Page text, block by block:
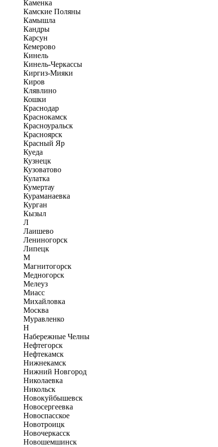
Каменка
Камские Поляны
Камышла
Кандры
Карсун
Кемерово
Кинель
Кинель-Черкассы
Киргиз-Мияки
Киров
Клявлино
Кошки
Краснодар
Краснокамск
Красноуральск
Красноярск
Красный Яр
Куеда
Кузнецк
Кузоватово
Кулатка
Кумертау
Кураманаевка
Курган
Кызыл
Л
Лаишево
Лениногорск
Липецк
М
Магнитогорск
Медногорск
Мелеуз
Миасс
Михайловка
Москва
Муравленко
Н
Набережные Челны
Нефтегорск
Нефтекамск
Нижнекамск
Нижний Новгород
Николаевка
Никольск
Новокуйбышевск
Новосергеевка
Новоспасское
Новотроицк
Новочеркасск
Новошемшинск